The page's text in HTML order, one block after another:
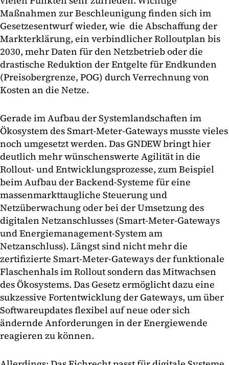
Maßnahmen zur Beschleunigung finden sich im
Gesetzesentwurf wieder, wie die Abschaffung der
Markterklärung, ein verbindlicher Rolloutplan bis
2030, mehr Daten für den Netzbetrieb oder die
drastische Reduktion der Entgelte für Endkunden
(Preisobergrenze, POG) durch Verrechnung von
Kosten an die Netze.
Gerade im Aufbau der Systemlandschaften im
Ökosystem des Smart-Meter-Gateways musste vieles
noch umgesetzt werden. Das GNDEW bringt hier
deutlich mehr wünschenswerte Agilität in die
Rollout- und Entwicklungsprozesse, zum Beispiel
beim Aufbau der Backend-Systeme für eine
massenmarkttaugliche Steuerung und
Netzüberwachung oder bei der Umsetzung des
digitalen Netzanschlusses (Smart-Meter-Gateways
und Energiemanagement-System am
Netzanschluss). Längst sind nicht mehr die
zertifizierte Smart-Meter-Gateways der funktionale
Flaschenhals im Rollout sondern das Mitwachsen
des Ökosystems. Das Gesetz ermöglicht dazu eine
sukzessive Fortentwicklung der Gateways, um über
Softwareupdates flexibel auf neue oder sich
ändernde Anforderungen in der Energiewende
reagieren zu können.